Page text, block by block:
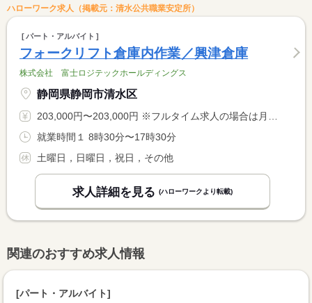
ハローワーク求人（掲載元：清水公共職業安定所）
パート・アルバイト
フォークリフト倉庫内作業／興津倉庫
株式会社 富士ロジテックホールディングス
静岡県静岡市清水区
203,000円〜203,000円 ※フルタイム求人の場合は月額（換算額）、パート求人の場合は時間額を表示しています。
就業時間１ 8時30分〜17時30分
土曜日，日曜日，祝日，その他
求人詳細を見る (ハローワークより転載)
関連のおすすめ求人情報
[パート・アルバイト]